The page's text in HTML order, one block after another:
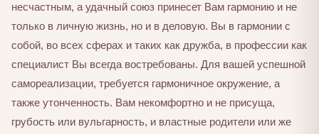
несчастным, а удачный союз принесет Вам гармонию и не
только в личную жизнь, но и в деловую. Вы в гармонии с
собой, во всех сферах и таких как дружба, в профессии как
специалист Вы всегда востребованы. Для вашей успешной
самореализации, требуется гармоничное окружение, а
также утонченность. Вам некомфортно и не присуща,
грубость или вульгарность, и властные родители или же